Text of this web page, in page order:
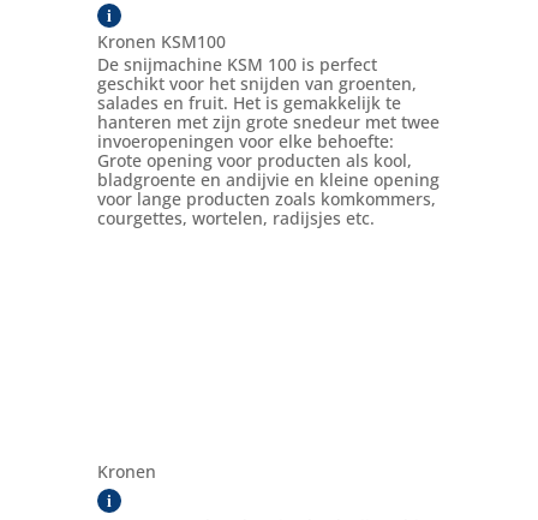
i
Kronen KSM100
De snijmachine KSM 100 is perfect
geschikt voor het snijden van groenten,
salades en fruit. Het is gemakkelijk te
hanteren met zijn grote snedeur met twee
invoeropeningen voor elke behoefte:
Grote opening voor producten als kool,
bladgroente en andijvie en kleine opening
voor lange producten zoals komkommers,
courgettes, wortelen, radijsjes etc.
Kronen
i